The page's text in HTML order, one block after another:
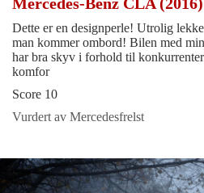
Dette er en designperle! Utrolig
man kommer ombord! Bilen med
har bra skyv i forhold til
komfor
Score 10
Vurdert av Mercedesfrelst